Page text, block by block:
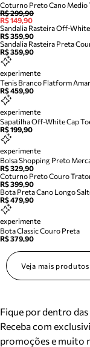
Coturno Preto Cano Medio
R$ 299,90
R$ 149,90
Sandalia Rasteira Off-
R$ 359,90
Sandalia Rasteira Preta
R$ 359,90
experimente
Tenis Branco Flatform
R$ 459,90
experimente
Sapatilha Off-White Cap
R$ 199,90
experimente
Bolsa Shopping Preto
R$ 329,90
Coturno Preto Couro
R$ 399,90
Bota Preta Cano Longo
R$ 479,90
experimente
Bota Classic Couro Preta
R$ 379,90
Veja mais produtos
Fique por dentro
Receba com
promoções e muito